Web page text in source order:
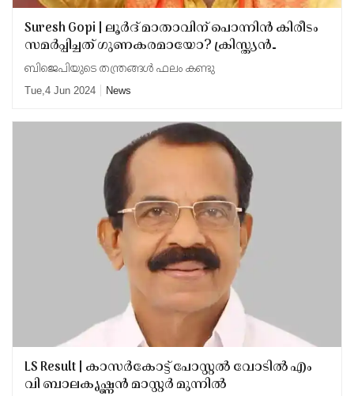
Suresh Gopi | ലൂർദ് മാതാവിന് പൊന്നിന്‍ കിരീടം
സമര്‍പ്പിച്ചത് ഗുണകരമായോ? ക്രിസ്ത്യന്‍
മേഖലയിലെ വോട് സുരേഷ് ഗോപിക്ക്
തുണയായി
ബിജെപിയുടെ തന്ത്രങ്ങൾ ഫലം കണ്ടു
Tue,4 Jun 2024 News
LS Result | കാസര്‍കോട്ട് പോസ്റ്റല്‍ വോടില്‍ എം
വി ബാലകൃഷ്ണന്‍ മാസ്റ്റര്‍ മുന്നില്‍